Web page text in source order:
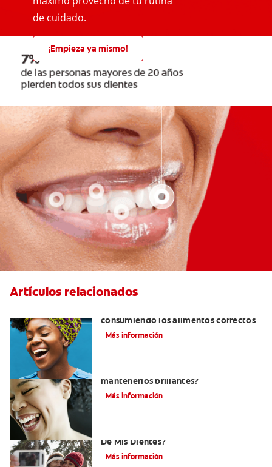
de cuidado.
¡Empieza ya mismo!
Artículos relacionados
consumiendo los alimentos correctos
Más información
mantenerlos brillantes?
Más información
De Mis Dientes?
Más información